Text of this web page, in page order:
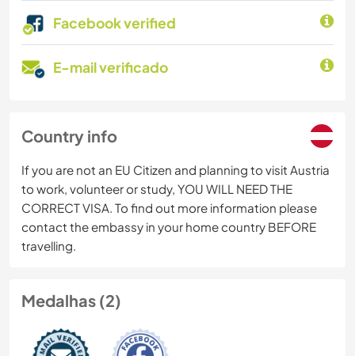
Facebook verified
E-mail verificado
Country info
If you are not an EU Citizen and planning to visit Austria
to work, volunteer or study, YOU WILL NEED THE
CORRECT VISA. To find out more information please
contact the embassy in your home country BEFORE
travelling.
Medalhas (2)